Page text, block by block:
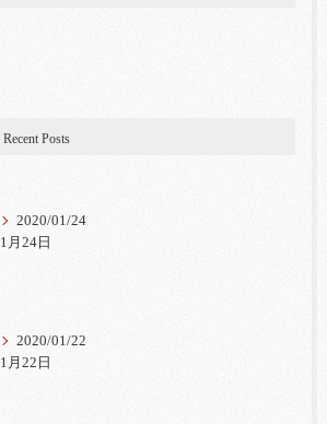
Recent Posts
2020/01/24
1月24日
2020/01/22
1月22日